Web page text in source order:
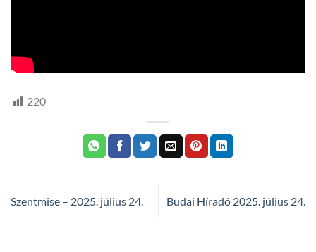
220
Szentmise – 2025. július 24. Budai Híradó 2025. július 24.